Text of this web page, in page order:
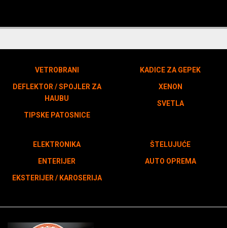
VETROBRANI
DEFLEKTOR / SPOJLER ZA
HAUBU
TIPSKE PATOSNICE
KADICE ZA GEPEK
XENON
SVETLA
ELEKTRONIKA
ENTERIJER
EKSTERIJER / KAROSERIJA
ŠTELUJUĆE
AUTO OPREMA